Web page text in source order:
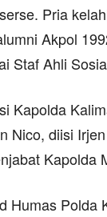
Pria
Akpol
Staf Ahli
Kapolda
Nico, diisi
Kapolda
Humas Polda